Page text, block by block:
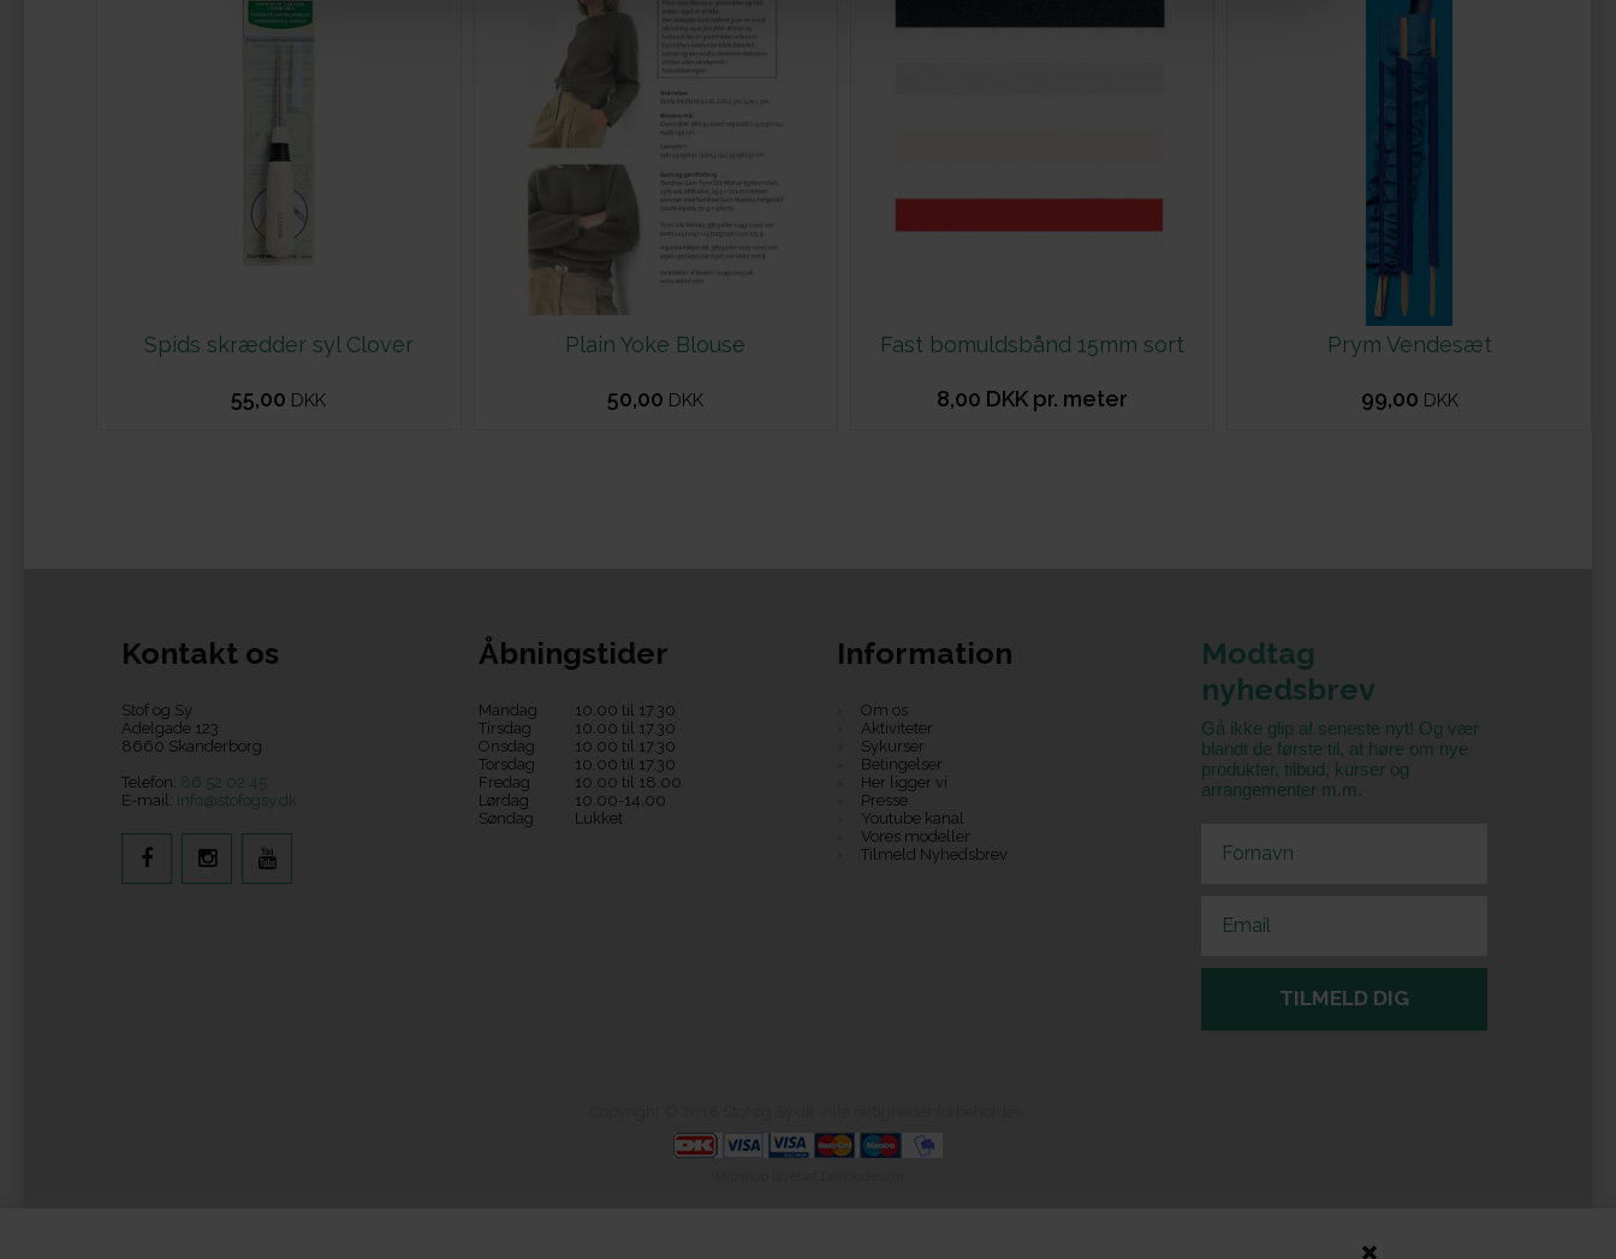
Spids skrædder syl Clover
55,00 DKK
Plain Yoke Blouse
50,00 DKK
Fast bomuldsbånd 15mm sort
8,00 DKK pr. meter
Prym Vendesæt
99,00 DKK
Kontakt os
Stof og Sy
Adelgade 123
8660 Skanderborg
Telefon: 86 52 02 45
E-mail: info@stofogsy.dk
Åbningstider
Mandag
10.00 til 17.30
Tirsdag
10.00 til 17.30
Onsdag
10.00 til 17.30
Torsdag
10.00 til 17.30
Fredag
10.00 til 18.00
Lørdag
10.00-14.00
Søndag
Lukket
Information
Om os
Aktiviteter
Sykurser
Betingelser
Her ligger vi
Presse
Youtube kanal
Vores modeller
Tilmeld Nyhedsbrev
Modtag
nyhedsbrev
Gå ikke glip af seneste nyt! Og vær
blandt de første til, at høre om nye
produkter, tilbud, kurser og
arrangementer m.m.
TILMELD DIG